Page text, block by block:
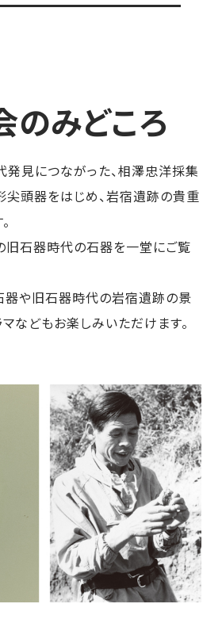
のみどころ
見につながった、相澤忠洋採集
頭器をはじめ、岩宿遺跡の貴重
石器時代の石器を一堂にご覧
や旧石器時代の岩宿遺跡の景
などもお楽しみいただけます。